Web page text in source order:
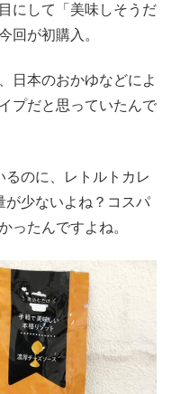
にして「美味しそうだ
回が初購入。
日本のおかゆなどによ
プだと思っていたんで
のに、レトルトカレ
が少ないよね？コスパ
ったんですよね。